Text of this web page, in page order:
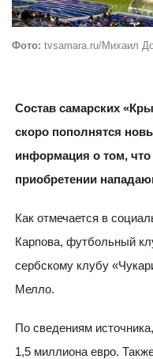
Фото: tvsamara.ru/Михаил
Состав самарских
скоро пополнятся
информация о том,
приобретении
Как отмечается в
Карпова, футбольный
сербскому клубу
Мелло.
По сведениям
1,5 миллиона евро.